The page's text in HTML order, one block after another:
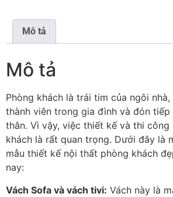
Mô tả
Mô tả
Phòng khách là trái tim của ngôi
thành viên trong gia đình và đón tiếp
thân. Vì vậy, việc thiết kế và thi
khách là rất quan trọng. Dưới đây là
mẫu thiết kế nội thất phòng khách
nay:
Vách Sofa và vách tivi: Vách này là